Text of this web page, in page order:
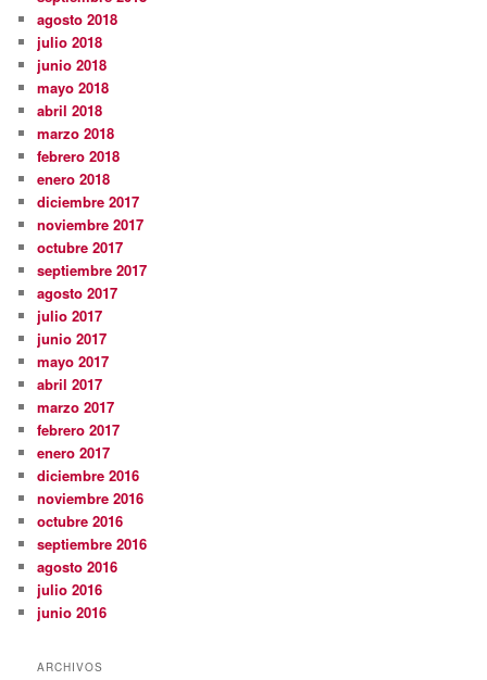
agosto 2018
julio 2018
junio 2018
mayo 2018
abril 2018
marzo 2018
febrero 2018
enero 2018
diciembre 2017
noviembre 2017
octubre 2017
septiembre 2017
agosto 2017
julio 2017
junio 2017
mayo 2017
abril 2017
marzo 2017
febrero 2017
enero 2017
diciembre 2016
noviembre 2016
octubre 2016
septiembre 2016
agosto 2016
julio 2016
junio 2016
ARCHIVOS